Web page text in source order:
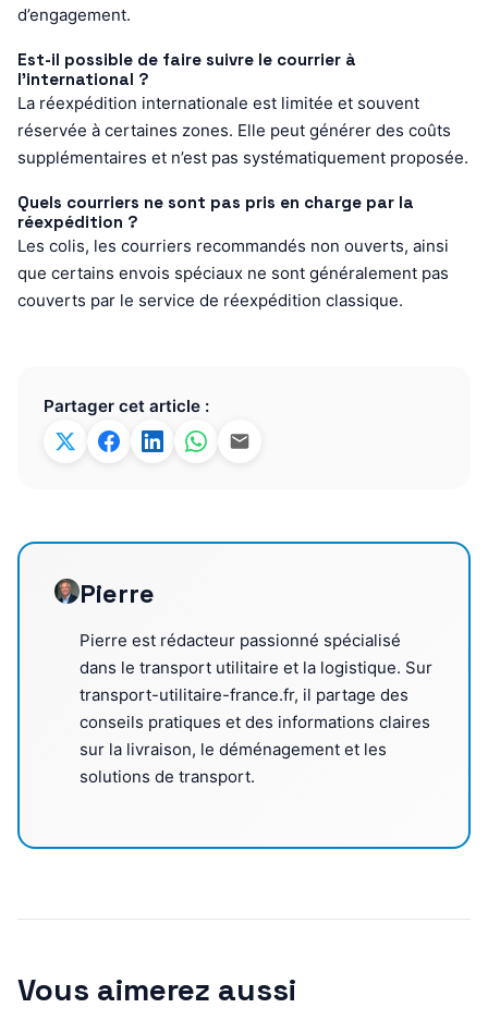
d’engagement.
Est-il possible de faire suivre le courrier à
l’international ?
La réexpédition internationale est limitée et souvent
réservée à certaines zones. Elle peut générer des coûts
supplémentaires et n’est pas systématiquement proposée.
Quels courriers ne sont pas pris en charge par la
réexpédition ?
Les colis, les courriers recommandés non ouverts, ainsi
que certains envois spéciaux ne sont généralement pas
couverts par le service de réexpédition classique.
Partager cet article :
Pierre
Pierre est rédacteur passionné spécialisé
dans le transport utilitaire et la logistique. Sur
transport-utilitaire-france.fr, il partage des
conseils pratiques et des informations claires
sur la livraison, le déménagement et les
solutions de transport.
Vous aimerez aussi